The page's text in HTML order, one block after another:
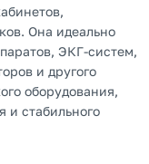
Она идеально
ЭКГ-систем,
и другого
оборудования,
и стабильного